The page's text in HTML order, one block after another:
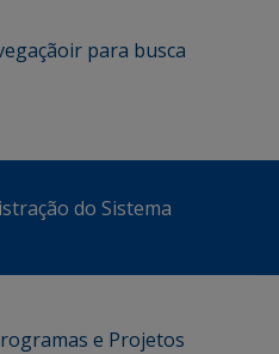
ir para busca
do Sistema
e Projetos